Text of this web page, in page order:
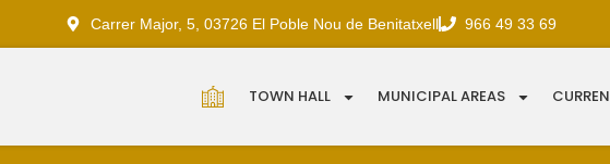
Carrer Major, 5, 03726 El Poble Nou de Benitatxell 966 49 33 69
TOWN HALL MUNICIPAL AREAS